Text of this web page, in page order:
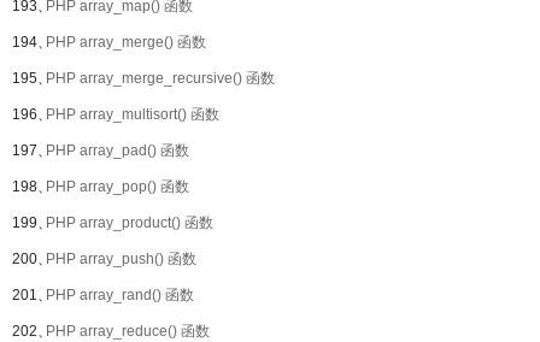
193、PHP array_map() 函数
194、PHP array_merge() 函数
195、PHP array_merge_recursive() 函数
196、PHP array_multisort() 函数
197、PHP array_pad() 函数
198、PHP array_pop() 函数
199、PHP array_product() 函数
200、PHP array_push() 函数
201、PHP array_rand() 函数
202、PHP array_reduce() 函数